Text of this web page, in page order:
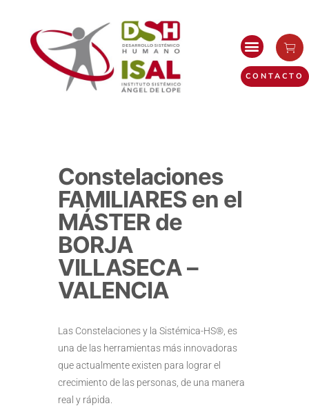
CONTACTO
Constelaciones
FAMILIARES en el
MÁSTER de
BORJA
VILLASECA –
VALENCIA
Las Constelaciones y la Sistémica-HS®, es
una de las herramientas más innovadoras
que actualmente existen para lograr el
crecimiento de las personas, de una manera
real y rápida.